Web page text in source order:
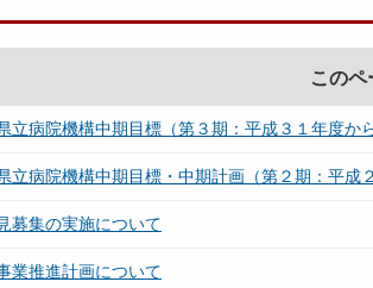
この
立病院機構中期目標（第３期：平成３１年度か
立病院機構中期目標・中期計画（第２期：平成
募集の実施について
業推進計画について